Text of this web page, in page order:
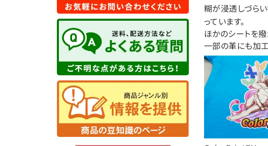
糊が浸透しづらい
っています。
ほかのシートを
一部の革にも加